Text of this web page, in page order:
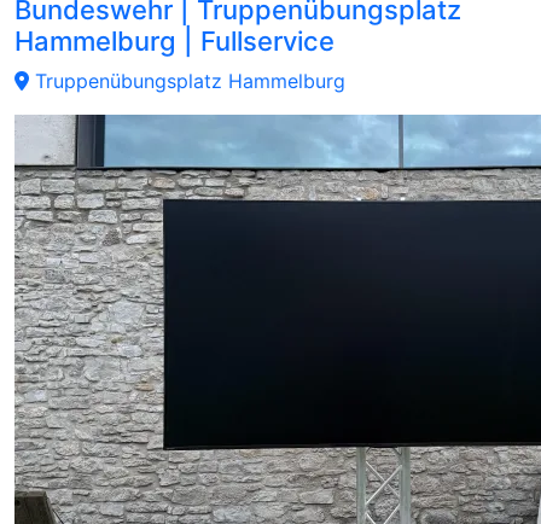
Bundeswehr | Truppenübungsplatz
Hammelburg | Fullservice
Truppenübungsplatz Hammelburg